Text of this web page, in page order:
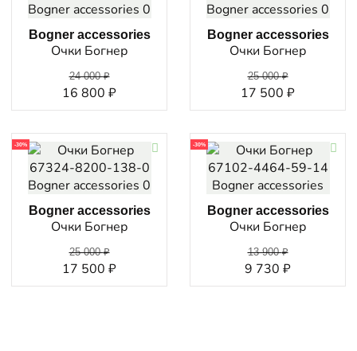
Bogner accessories
Очки Богнер
24 000₽
16 800 ₽
Bogner accessories
Очки Богнер
25 000₽
17 500 ₽
-30%
Bogner accessories
Очки Богнер
25 000₽
17 500 ₽
-30%
Bogner accessories
Очки Богнер
13 900₽
9 730 ₽